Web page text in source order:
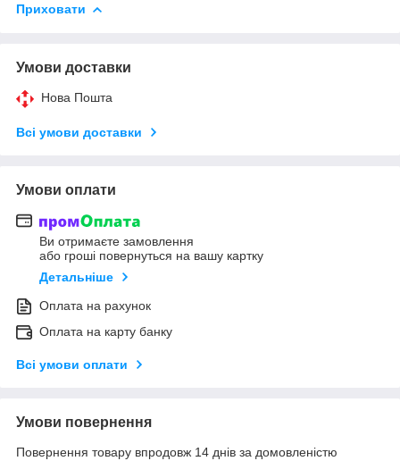
Приховати
Умови доставки
Нова Пошта
Всі умови доставки
Умови оплати
Ви отримаєте замовлення
або гроші повернуться на вашу картку
Детальніше
Оплата на рахунок
Оплата на карту банку
Всі умови оплати
Умови повернення
Повернення товару впродовж 14 днів за домовленістю